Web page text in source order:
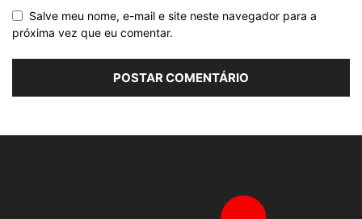
Salve meu nome, e-mail e site neste navegador para a
próxima vez que eu comentar.